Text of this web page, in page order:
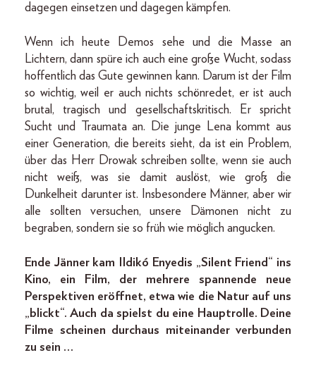
dagegen einsetzen und dagegen kämpfen.
Wenn ich heute Demos sehe und die Masse an
Lichtern, dann spüre ich auch eine große Wucht, sodass
hoffentlich das Gute gewinnen kann. Darum ist der Film
so wichtig, weil er auch nichts schönredet, er ist auch
brutal, tragisch und gesellschaftskritisch. Er spricht
Sucht und Traumata an. Die junge Lena kommt aus
einer Generation, die bereits sieht, da ist ein Problem,
über das Herr Drowak schreiben sollte, wenn sie auch
nicht weiß, was sie damit auslöst, wie groß die
Dunkelheit darunter ist. Insbesondere Männer, aber wir
alle sollten versuchen, unsere Dämonen nicht zu
begraben, sondern sie so früh wie möglich angucken.
Ende Jänner kam Ildikó Enyedis „Silent Friend“ ins
Kino, ein Film, der mehrere spannende neue
Perspektiven eröffnet, etwa wie die Natur auf uns
„blickt“. Auch da spielst du eine Hauptrolle. Deine
Filme scheinen durchaus miteinander verbunden
zu sein …